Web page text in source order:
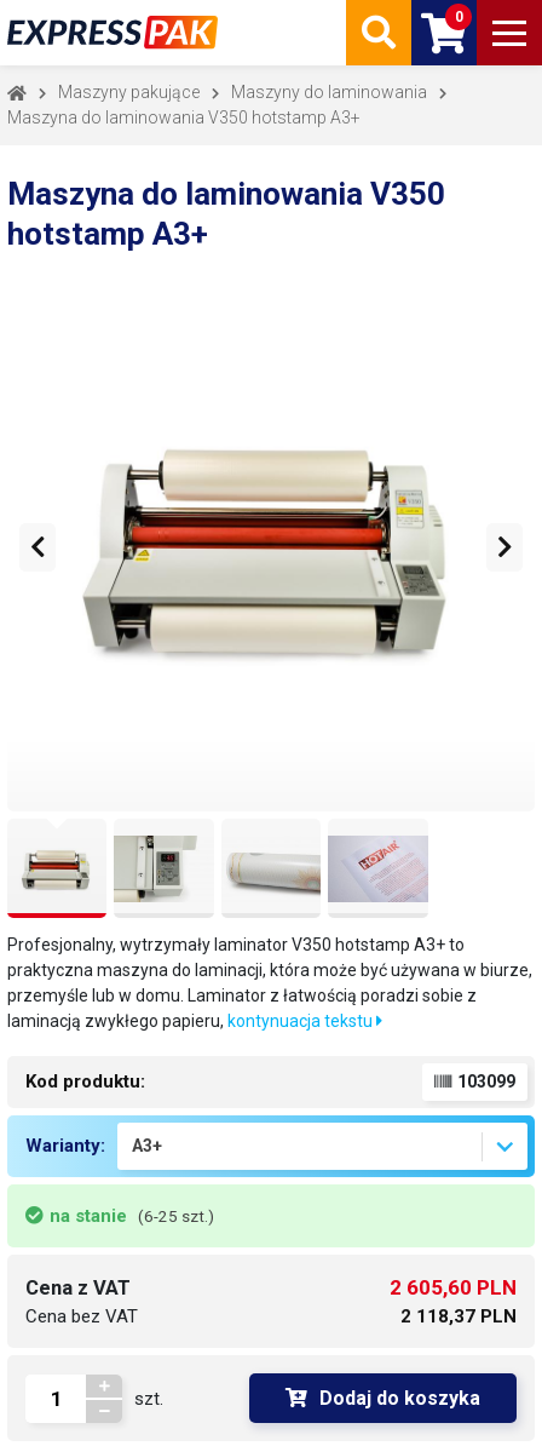
0
Maszyny pakujące
Maszyny do laminowania
Maszyna do laminowania V350 hotstamp A3+
Maszyna do laminowania V350
hotstamp A3+
Profesjonalny, wytrzymały laminator V350 hotstamp A3+ to
praktyczna maszyna do laminacji, która może być używana w biurze,
przemyśle lub w domu. Laminator z łatwością poradzi sobie z
laminacją zwykłego papieru, kontynuacja tekstu
Kod produktu: 103099
Warianty:
na stanie (6-25 szt.)
Cena z VAT
Cena bez VAT
2 605,60 PLN
2 118,37 PLN
szt. Dodaj do koszyka